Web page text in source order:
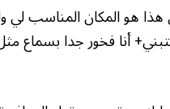
المكان المناسب لي
أنا فخور جدا